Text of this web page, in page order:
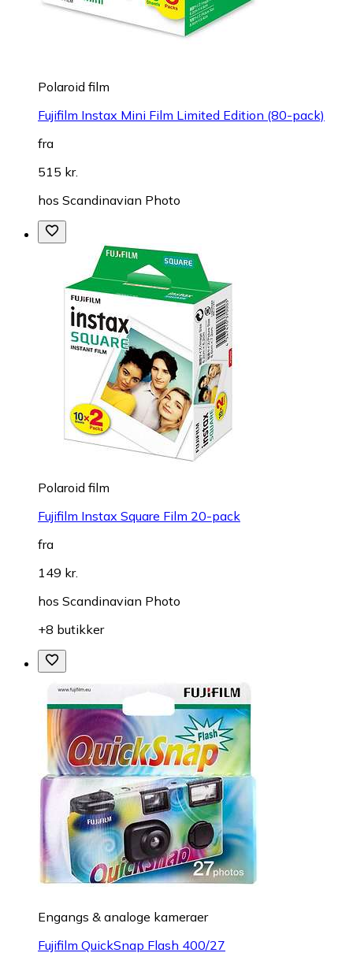
Polaroid film
Fujifilm Instax Mini Film Limited Edition (80-pack)
fra
515 kr.
hos Scandinavian Photo
Polaroid film
Fujifilm Instax Square Film 20-pack
fra
149 kr.
hos Scandinavian Photo
+8 butikker
Engangs & analoge kameraer
Fujifilm QuickSnap Flash 400/27